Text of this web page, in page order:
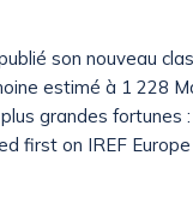
son nouveau
estimé à 1 228
grandes fortunes
first on IREF Europe